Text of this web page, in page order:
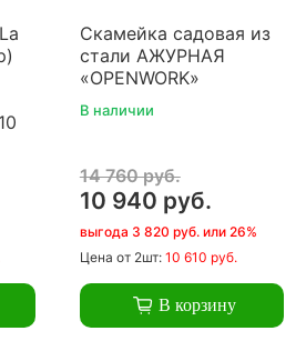
Скамейка садовая из
стали АЖУРНАЯ
«OPENWORK»
В наличии
14 760 руб.
10 940 руб.
выгода 3 820 руб. или 26%
Цена от 2шт: 10 610 руб.
В корзину